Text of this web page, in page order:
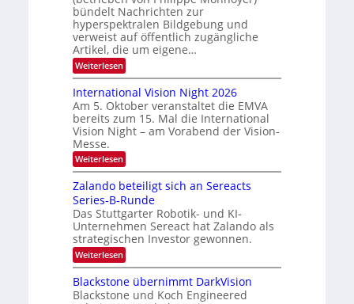
S
c
h
u
h
k
a
r
t
n
A
-
M
i
t
g
l
i
e
d
e
r
s
t
a
n
d
a
f
bündelt Nachrichten zur
hyperspektralen Bildgebung und
verweist auf öffentlich zugängliche
Artikel, die um eigene…
Weiterlesen:
H
m
e
p
a
e
‚
H
y
p
r
s
p
e
c
r
a
International Vision Night 2026
Am 5. Oktober veranstaltet die EMVA
bereits zum 15. Mal die International
Vision Night – am Vorabend der Vision-
Messe.
Weiterlesen:
I
t
e
r
n
a
t
i
o
n
a
Zalando beteiligt sich an Sereacts
Series-B-Runde
Das Stuttgarter Robotik- und KI-
Unternehmen Sereact hat Zalando als
strategischen Investor gewonnen.
Weiterlesen:
Z
l
a
Blackstone übernimmt DarkVision
Blackstone und Koch Engineered